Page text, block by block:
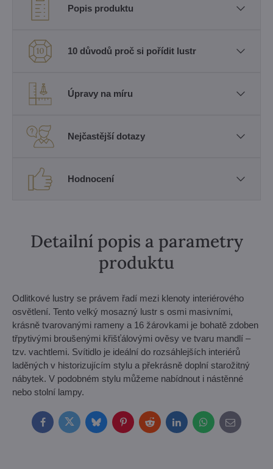
Popis produktu
10 důvodů proč si pořídit lustr
Úpravy na míru
Nejčastější dotazy
Hodnocení
Detailní popis a parametry
produktu
Odlitkové lustry se právem řadí mezi klenoty interiérového
osvětlení. Tento velký mosazný lustr s osmi masivními,
krásně tvarovanými rameny a 16 žárovkami je bohatě zdoben
třpytivými broušenými křišťálovými ověsy ve tvaru mandlí –
tzv. vachtlemi. Svítidlo je ideální do rozsáhlejších interiérů
laděných v historizujícím stylu a překrásně doplní starožitný
nábytek. V podobném stylu můžeme nabídnout i nástěnné
nebo stolní lampy.
FacebookTwitterBlueskyPinterestRedditLinkedInWhatsApp
E-
mail